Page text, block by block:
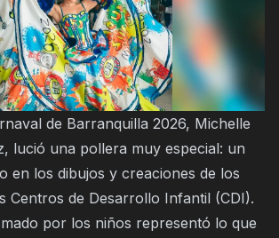
de Barranquilla 2026, Michelle
lució una pollera muy especial: un
en los dibujos y creaciones de los
Centros de Desarrollo Infantil (CDI).
por los niños representó lo que